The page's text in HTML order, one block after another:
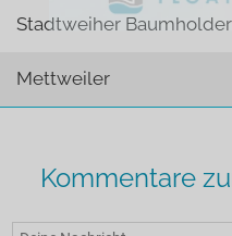
Stadtweiher Baumholder
Mettweiler
Kommentare